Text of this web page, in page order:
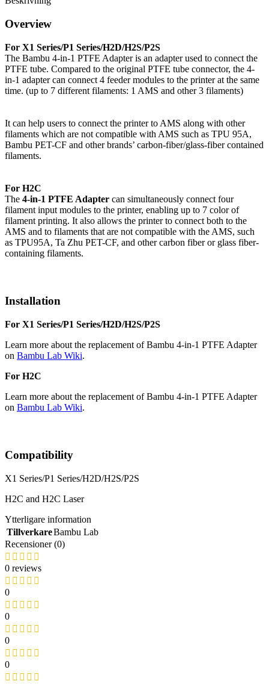
Overview
For X1 Series/P1 Series/H2D/H2S/P2S
The Bambu 4-in-1 PTFE Adapter is an adapter used to connect the
PTFE tube. Compared to the original PTFE tube connector, the 4-
in-1 adapter can connect 4 feeder modules to the printer at the same
time. (up to 7 different filaments: 1 AMS and other 3 filaments)
It can help users to connect the printer to AMS along with other
filaments which are not compatible with AMS such as TPU 95A,
Bambu PET-CF and other brands’ carbon-fiber/glass-fiber contained
filaments.
For H2C
The 4-in-1 PTFE Adapter can simultaneously connect four
filament input modules to the printer, enabling up to 7 color of
filament printing. It also allows the printer to connect both to the
AMS and to filaments that are not compatible with the AMS, such
as TPU95A, Ta Zhu PET-CF, and other carbon fiber or glass fiber-
containing filaments.
Installation
For X1 Series/P1 Series/H2D/H2S/P2S
Learn more about the replacement of Bambu 4-in-1 PTFE Adapter
on Bambu Lab Wiki.
For H2C
Learn more about the replacement of Bambu 4-in-1 PTFE Adapter
on Bambu Lab Wiki.
Compatibility
X1 Series/P1 Series/H2D/H2S/P2S
H2C and H2C Laser
Ytterligare information
TillverkareBambu Lab
Recensioner (0)
0 reviews
0
0
0
0